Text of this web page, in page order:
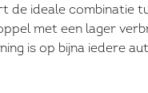
de ideale combinatie
met een lager
is op bijna iedere